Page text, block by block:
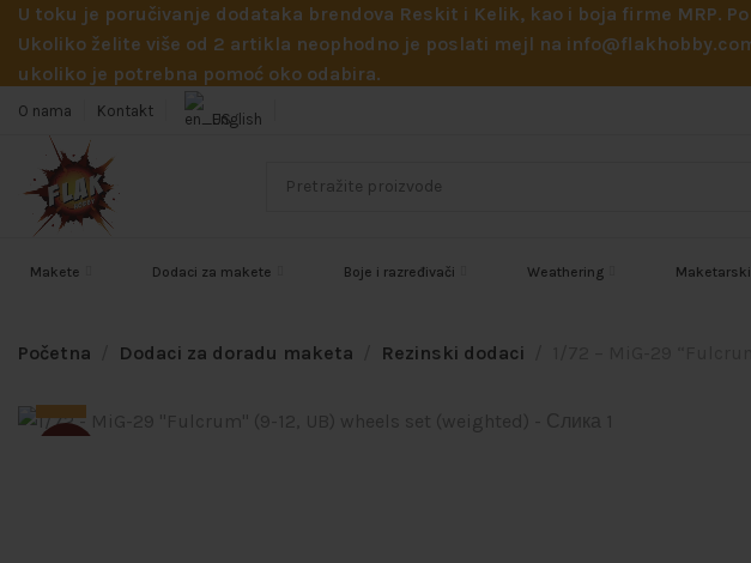
U toku je poručivanje dodataka brendova Reskit i Kelik, kao i boja firme MRP.
Ukoliko želite više od 2 artikla neophodno je poslati mejl na
ukoliko je potrebna pomoć oko odabira.
O nama Kontakt English
Makete Dodaci za makete Boje i razređivači Weathering
Početna Dodaci za doradu maketa Rezinski dodaci